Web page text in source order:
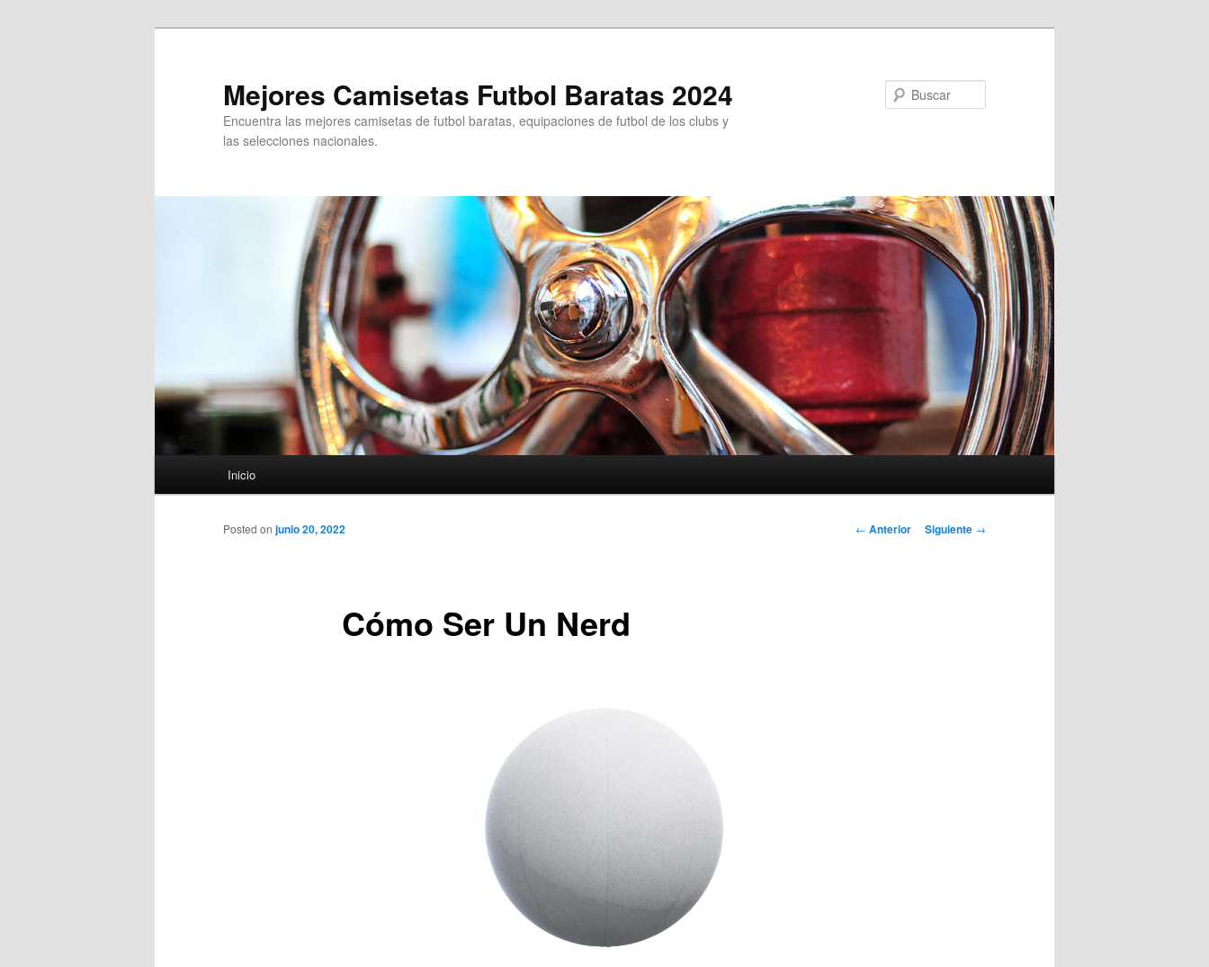
Mejores Camisetas Futbol Baratas 2024
Encuentra las mejores camisetas de futbol baratas, equipaciones de futbol de los clubs y
las selecciones nacionales.
Inicio
Navegación
← Anterior Siguiente →
Cómo Ser Un Nerd
Posted on junio 20, 2022